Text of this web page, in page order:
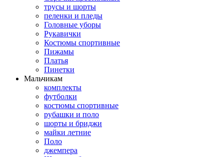
трусы и шорты
пеленки и пледы
Головные уборы
Рукавички
Костюмы спортивные
Пижамы
Платья
Пинетки
Мальчикам
комплекты
футболки
костюмы спортивные
рубашки и поло
шорты и бриджи
майки летние
Поло
джемпера